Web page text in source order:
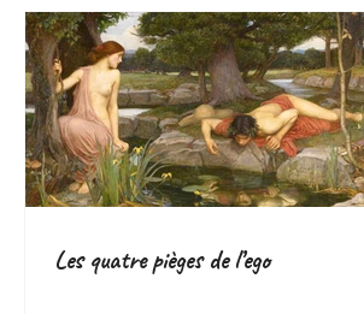
Les quatre pièges de l’ego